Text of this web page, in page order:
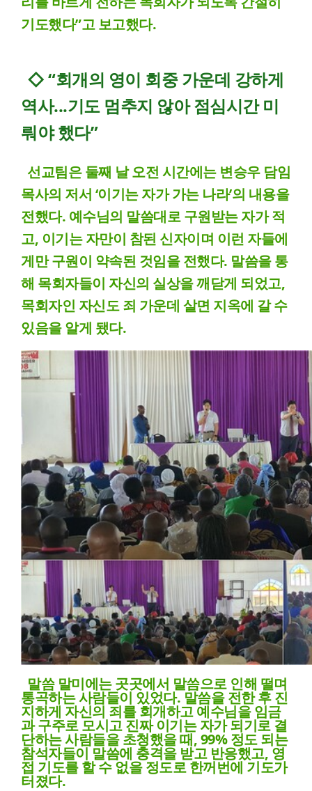
기도했다”고 보고했다.
◇ “회개의 영이 회중 가운데 강하게
역사...기도 멈추지 않아 점심시간 미
뤄야 했다”
선교팀은 둘째 날 오전 시간에는 변승우 담임
목사의 저서 ‘이기는 자가 가는 나라’의 내용을
전했다. 예수님의 말씀대로 구원받는 자가 적
고, 이기는 자만이 참된 신자이며 이런 자들에
게만 구원이 약속된 것임을 전했다. 말씀을 통
해 목회자들이 자신의 실상을 깨닫게 되었고,
목회자인 자신도 죄 가운데 살면 지옥에 갈 수
있음을 알게 됐다.
말씀 말미에는 곳곳에서 말씀으로 인해 떨며
통곡하는 사람들이 있었다. 말씀을 전한 후 진
지하게 자신의 죄를 회개하고 예수님을 임금
과 구주로 모시고 진짜 이기는 자가 되기로 결
단하는 사람들을 초청했을 때, 99% 정도 되는
참석자들이 말씀에 충격을 받고 반응했고, 영
접 기도를 할 수 없을 정도로 한꺼번에 기도가
터졌다.